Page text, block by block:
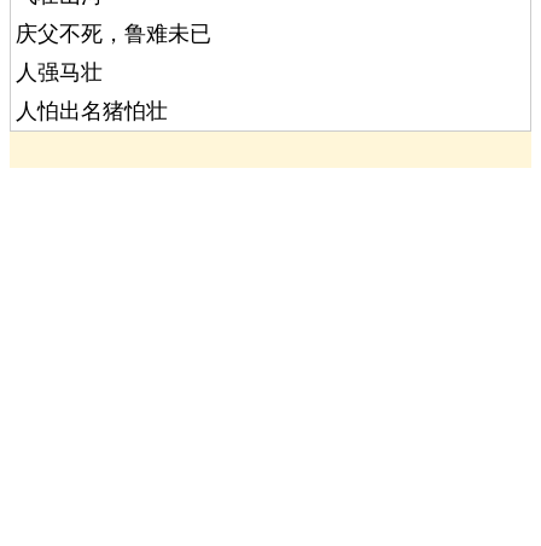
庆父不死，鲁难未已
人强马壮
人怕出名猪怕壮